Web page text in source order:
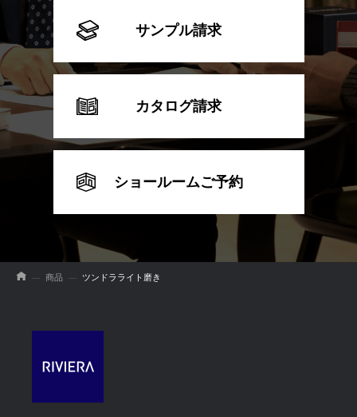
サンプル請求
カタログ請求
ショールームご予約
商品 ツンドラライト磨き